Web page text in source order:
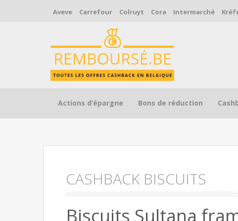
Aveve Carrefour Colruyt Cora Intermarché
Skip to content
Actions d’épargne Bons de réduction
CASHBACK BISCUITS
Biscuits Sultana